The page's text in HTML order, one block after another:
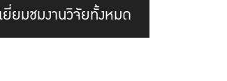
เยี่ยมชมงานวิจัยทั้งหมด